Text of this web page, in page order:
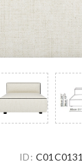
ID: C01C0131